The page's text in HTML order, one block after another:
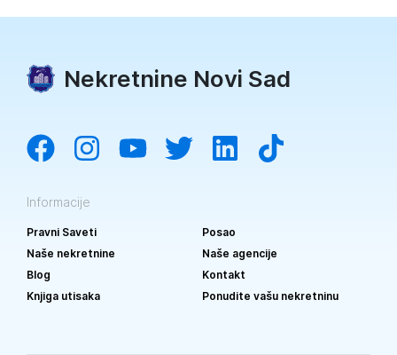
Nekretnine Novi Sad
Informacije
Pravni Saveti
Posao
Naše nekretnine
Naše agencije
Blog
Kontakt
Knjiga utisaka
Ponudite vašu nekretninu